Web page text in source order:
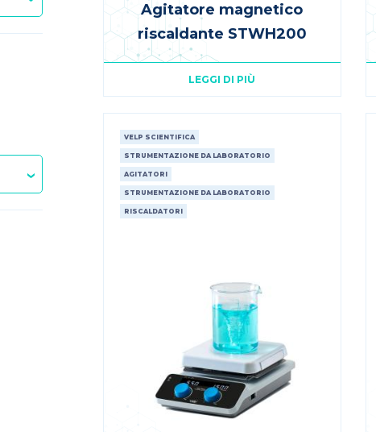
Agitatore magnetico
riscaldante STWH200
LEGGI DI PIÙ
VELP SCIENTIFICA
STRUMENTAZIONE DA LABORATORIO
AGITATORI
STRUMENTAZIONE DA LABORATORIO
RISCALDATORI